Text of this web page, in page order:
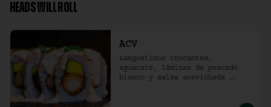
HEADS WILL ROLL
ACV
Langostinos crocantes,
aguacate, láminas de pescado
blanco y salsa acevichada